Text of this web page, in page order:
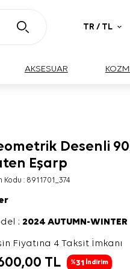
TR / TL
AKSESUAR
Desenli
Eşarp
Kodu : 8911701_374
:2024 AUTUMN-WINTER
Fiyatına 4 Taksit İmkanı
TL %31 İndirim